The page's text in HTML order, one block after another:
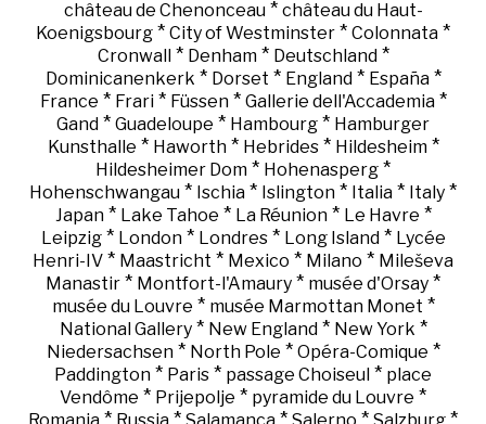
château de Chenonceau* château du Haut-
Koenigsbourg * City of Westminster * Colonnata *
Cronwall * Denham* Deutschland*
Dominicanenkerk * Dorset * England* España*
France * Frari* Füssen* Gallerie dell'Accademia*
Gand * Guadeloupe * Hambourg * Hamburger
Kunsthalle * Haworth* Hebrides* Hildesheim*
Hildesheimer Dom * Hohenasperg *
Hohenschwangau * Ischia * Islington * Italia * Italy *
Japan* Lake Tahoe * La Réunion* Le Havre *
Leipzig* London* Londres* Long Island* Lycée
Henri-IV * Maastricht * Mexico * Milano * Mileševa
Manastir * Montfort-l'Amaury * musée d'Orsay *
musée du Louvre * musée Marmottan Monet *
National Gallery* New England* New York *
Niedersachsen* North Pole * Opéra-Comique *
Paddington * Paris * passage Choiseul * place
Vendôme * Prijepolje * pyramide du Louvre *